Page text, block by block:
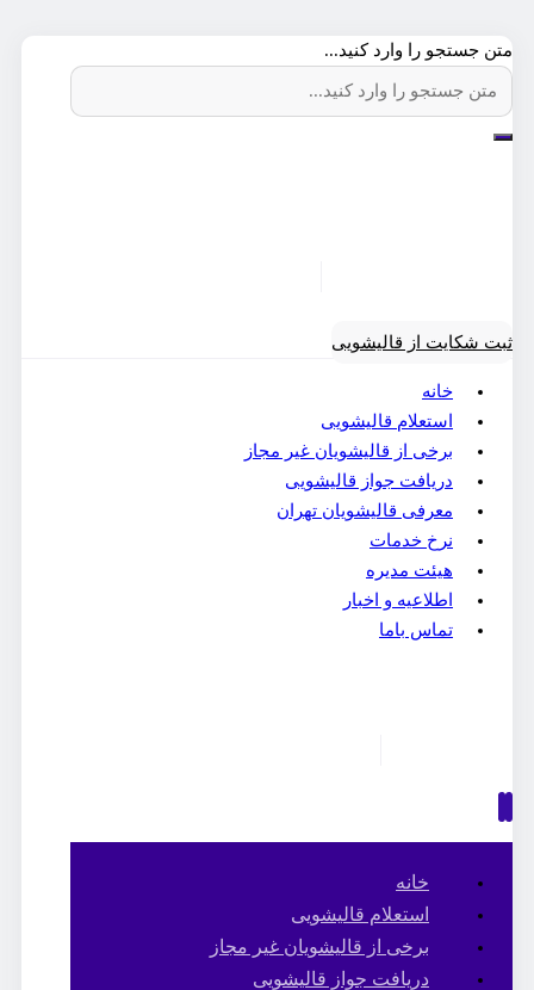
متن جستجو را وارد کنید...
ثبت شکایت از قالیشویی
خانه
استعلام قالیشویی
برخی از قالیشویان غیر مجاز
دریافت جواز قالیشویی
معرفی قالیشویان تهران
نرخ خدمات
هیئت مدیره
اطلاعیه و اخبار
تماس باما
خانه
استعلام قالیشویی
برخی از قالیشویان غیر مجاز
دریافت جواز قالیشویی